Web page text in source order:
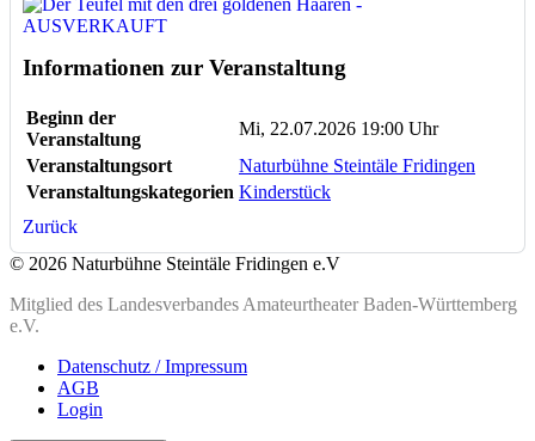
Informationen zur Veranstaltung
Beginn der
Veranstaltung
Mi, 22.07.2026 19:00 Uhr
Veranstaltungsort
Naturbühne Steintäle Fridingen
Veranstaltungskategorien Kinderstück
Zurück
© 2026 Naturbühne Steintäle Fridingen e.V
Mitglied des Landesverbandes Amateurtheater Baden-Württemberg
e.V.
Datenschutz / Impressum
AGB
Login